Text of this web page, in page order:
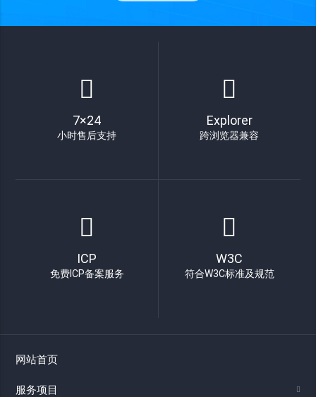
7×24
小时售后支持
Explorer
跨浏览器兼容
ICP
免费ICP备案服务
W3C
符合W3C标准及规范
网站首页
服务项目